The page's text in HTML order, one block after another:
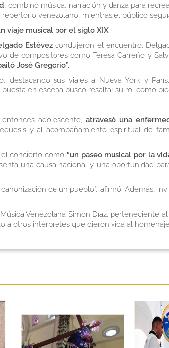
, combinó música, narración y danza para
venezolano, mientras el público
viaje musical por el siglo XIX
Estévezcondujeron el encuentro.
de compositores como Teresa Carreño y
José Gregorio”.
sus viajes a Nueva York y
en escena buscó resaltar su rol como
entonces adolescente,atravesó una
y al acompañamiento espiritual de
el concierto como “un paseo musical por la
una causa nacional y una oportunidad
de un pueblo”, afirmó. Además,
Venezolana Simón Díaz, perteneciente
a otros intérpretes que dieron vida al